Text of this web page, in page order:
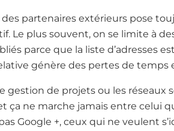
partenaires extérieurs pose
Le plus souvent, on se limite à
parce que la liste d’adresses
génère des pertes de temps
gestion de projets ou les réseaux
ça ne marche jamais entre celui
Google +, ceux qui ne veulent